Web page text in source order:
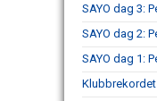
SAYO dag 3:
SAYO dag 2:
SAYO dag 1: